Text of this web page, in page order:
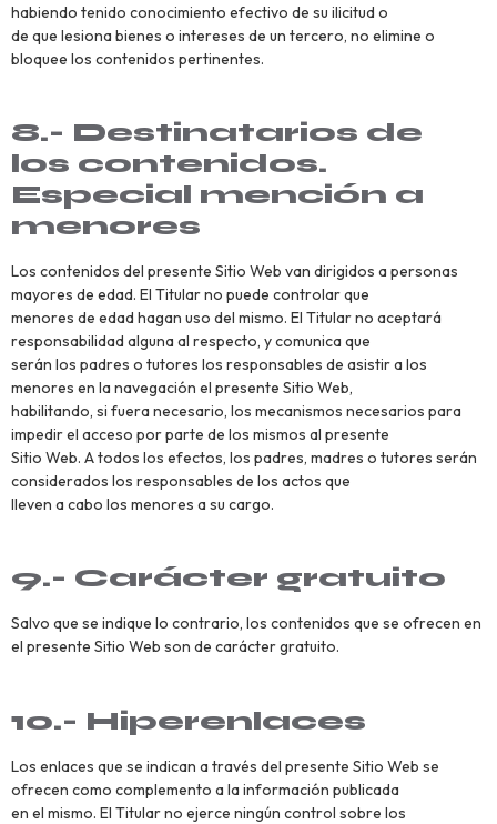
habiendo tenido conocimiento efectivo de su ilicitud o
de que lesiona bienes o intereses de un tercero, no elimine o
bloquee los contenidos pertinentes.
8.- Destinatarios de
los contenidos.
Especial mención a
menores
Los contenidos del presente Sitio Web van dirigidos a personas
mayores de edad. El Titular no puede controlar que
menores de edad hagan uso del mismo. El Titular no aceptará
responsabilidad alguna al respecto, y comunica que
serán los padres o tutores los responsables de asistir a los
menores en la navegación el presente Sitio Web,
habilitando, si fuera necesario, los mecanismos necesarios para
impedir el acceso por parte de los mismos al presente
Sitio Web. A todos los efectos, los padres, madres o tutores serán
considerados los responsables de los actos que
lleven a cabo los menores a su cargo.
9.- Carácter gratuito
Salvo que se indique lo contrario, los contenidos que se ofrecen en
el presente Sitio Web son de carácter gratuito.
10.- Hiperenlaces
Los enlaces que se indican a través del presente Sitio Web se
ofrecen como complemento a la información publicada
en el mismo. El Titular no ejerce ningún control sobre los